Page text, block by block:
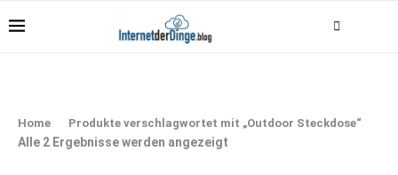
Home Produkte verschlagwortet mit „Outdoor Steckdose“
Alle 2 Ergebnisse werden angezeigt